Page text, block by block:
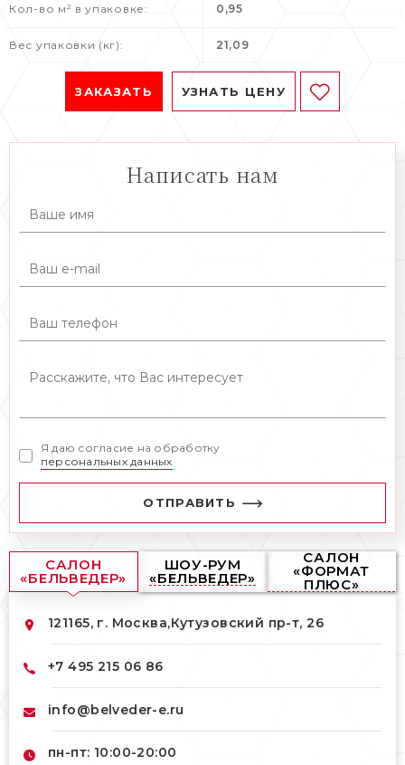
Кол-во м² в упаковке: 0,95
Вес упаковки (кг): 21,09
ЗАКАЗАТЬ УЗНАТЬ ЦЕНУ
Написать нам
Я даю согласие на обработку
персональных данных
ОТПРАВИТЬ
САЛОН
«БЕЛЬВЕДЕР»
ШОУ-РУМ
«БЕЛЬВЕДЕР»
САЛОН
«ФОРМАТ
ПЛЮС»
121165, г. Москва,Кутузовский пр-т, 26
+7 495 215 06 86
info@belveder-e.ru
пн-пт: 10:00-20:00